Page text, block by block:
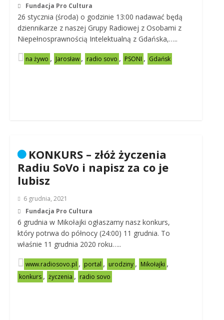
Fundacja Pro Cultura
26 stycznia (środa) o godzinie 13:00 nadawać będą
dziennikarze z naszej Grupy Radiowej z Osobami z
Niepełnosprawnością Intelektualną z Gdańska,…..
na żywo , Jarosław , radio sovo , PSONI , Gdańsk
KONKURS – złóż życzenia
Radiu SoVo i napisz za co je
lubisz
6 grudnia, 2021
Fundacja Pro Cultura
6 grudnia w Mikołajki ogłaszamy nasz konkurs,
który potrwa do północy (24:00) 11 grudnia. To
właśnie 11 grudnia 2020 roku…..
www.radiosovo.pl , portal , urodziny , Mikołajki ,
konkurs , życzenia , radio sovo